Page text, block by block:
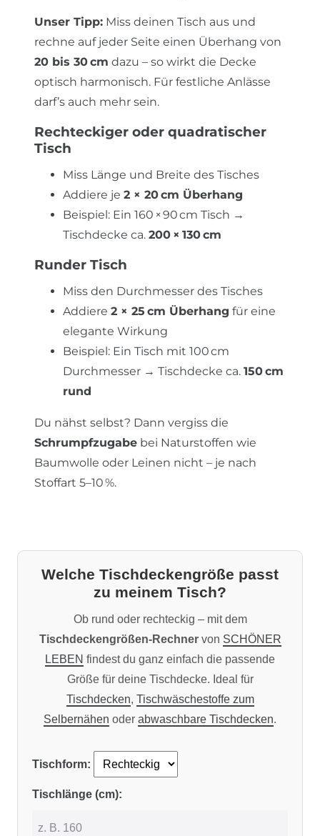
Unser Tipp: Miss deinen Tisch aus und
rechne auf jeder Seite einen Überhang von
20 bis 30 cm dazu – so wirkt die Decke
optisch harmonisch. Für festliche Anlässe
darf’s auch mehr sein.
Rechteckiger oder quadratischer
Tisch
Miss Länge und Breite des Tisches
Addiere je 2 × 20 cm Überhang
Beispiel: Ein 160 × 90 cm Tisch →
Tischdecke ca. 200 × 130 cm
Runder Tisch
Miss den Durchmesser des Tisches
Addiere 2 × 25 cm Überhang für eine
elegante Wirkung
Beispiel: Ein Tisch mit 100 cm
Durchmesser → Tischdecke ca. 150 cm
rund
Du nähst selbst? Dann vergiss die
Schrumpfzugabe bei Naturstoffen wie
Baumwolle oder Leinen nicht – je nach
Stoffart 5–10 %.
Welche Tischdeckengröße passt
zu meinem Tisch?
Ob rund oder rechteckig – mit dem
Tischdeckengrößen-Rechnervon SCHÖNER
LEBEN findest du ganz einfach die passende
Größe für deine Tischdecke. Ideal für
Tischdecken, Tischwäschestoffe zum
Selbernähen oder abwaschbare Tischdecken.
Tischform:
Tischlänge (cm):